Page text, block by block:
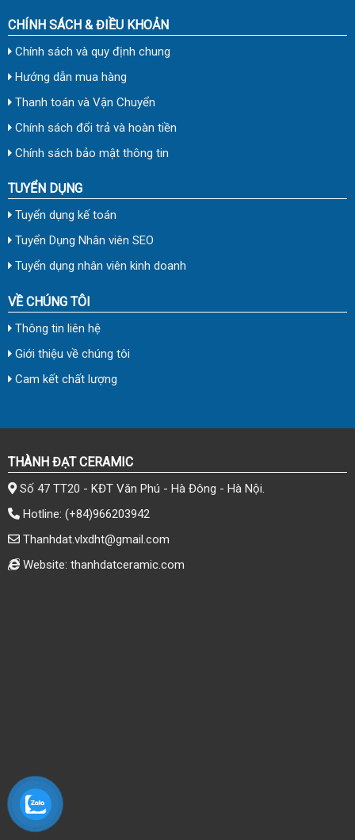
CHÍNH SÁCH & ĐIỀU KHOẢN
Chính sách và quy định chung
Hướng dẫn mua hàng
Thanh toán và Vận Chuyển
Chính sách đổi trả và hoàn tiền
Chính sách bảo mật thông tin
TUYỂN DỤNG
Tuyển dụng kế toán
Tuyển Dụng Nhân viên SEO
Tuyển dụng nhân viên kinh doanh
VỀ CHÚNG TÔI
Thông tin liên hệ
Giới thiệu về chúng tôi
Cam kết chất lượng
THÀNH ĐẠT CERAMIC
Số 47 TT20 - KĐT Văn Phú - Hà Đông - Hà Nội.
Hotline: (+84)966203942
Thanhdat.vlxdht@gmail.com
Website: thanhdatceramic.com